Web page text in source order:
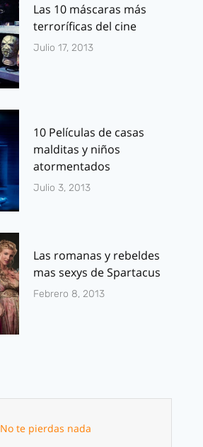
Las 10 máscaras más
terroríficas del cine
Julio 17, 2013
10 Películas de casas
malditas y niños
atormentados
Julio 3, 2013
Las romanas y rebeldes
mas sexys de Spartacus
Febrero 8, 2013
No te pierdas nada